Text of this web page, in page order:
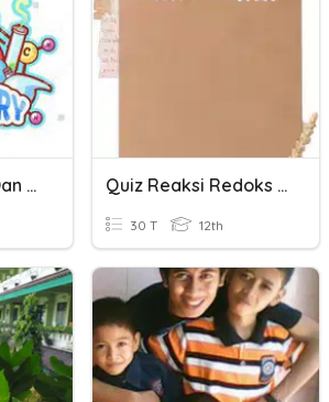
Reaksi Redoks Dan Sel Elektrokimia Quiz Reaksi Redoks Dan Elektrokimia
30 T 12th